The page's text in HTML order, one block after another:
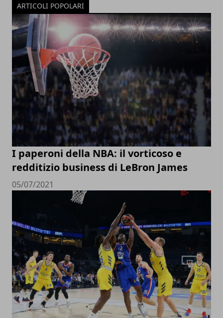
ARTICOLI POPOLARI
I paperoni della NBA: il vorticoso e
redditizio business di LeBron James
05/07/2021